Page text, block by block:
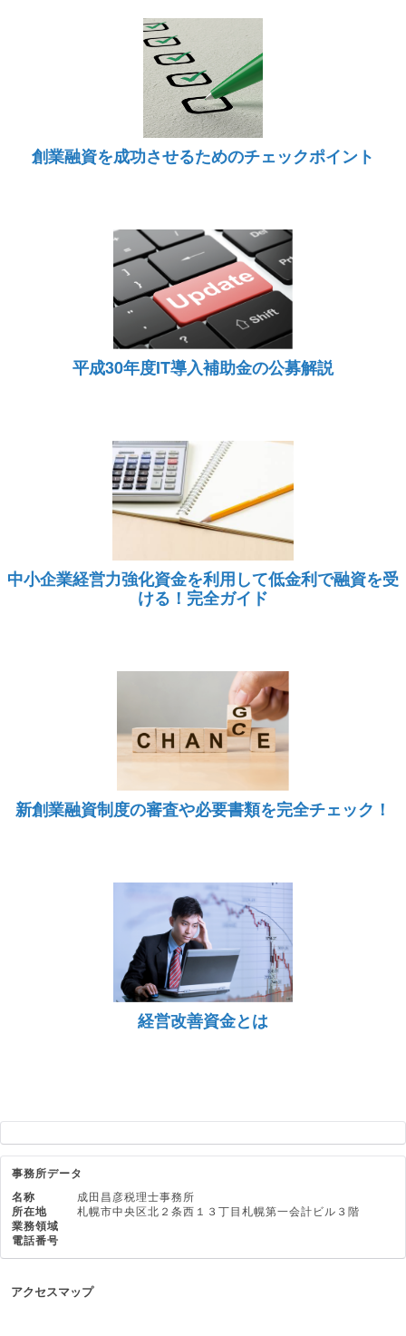
創業融資を成功させるためのチェックポイント
平成30年度IT導入補助金の公募解説
中小企業経営力強化資金を利用して低金利で融資を受
ける！完全ガイド
新創業融資制度の審査や必要書類を完全チェック！
経営改善資金とは
事務所データ
名称
成田昌彦税理士事務所
所在地 札幌市中央区北２条西１３丁目札幌第一会計ビル３階
業務領域
電話番号
アクセスマップ